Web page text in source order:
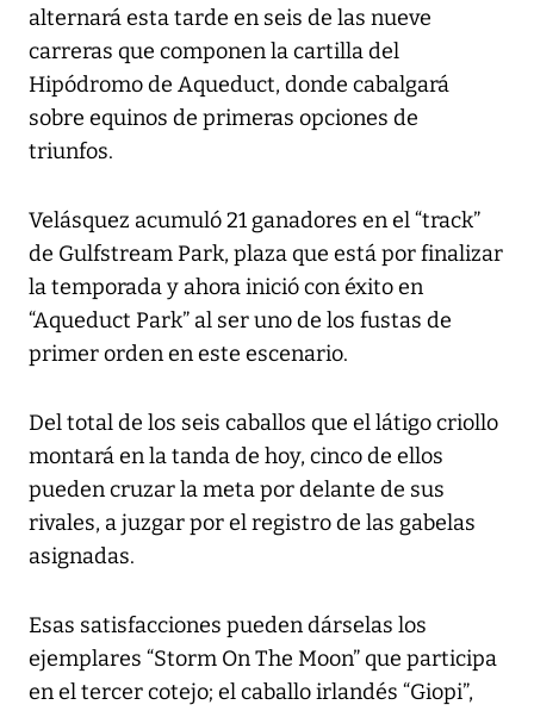
alternará esta tarde en seis de las nueve
carreras que componen la cartilla del
Hipódromo de Aqueduct, donde cabalgará
sobre equinos de primeras opciones de
triunfos.
Velásquez acumuló 21 ganadores en el “track”
de Gulfstream Park, plaza que está por finalizar
la temporada y ahora inició con éxito en
“Aqueduct Park” al ser uno de los fustas de
primer orden en este escenario.
Del total de los seis caballos que el látigo criollo
montará en la tanda de hoy, cinco de ellos
pueden cruzar la meta por delante de sus
rivales, a juzgar por el registro de las gabelas
asignadas.
Esas satisfacciones pueden dárselas los
ejemplares “Storm On The Moon” que participa
en el tercer cotejo; el caballo irlandés “Giopi”,